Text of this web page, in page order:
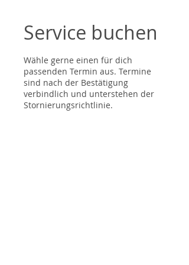
Service buchen
Wähle gerne einen für dich
passenden Termin aus. Termine
sind nach der Bestätigung
verbindlich und unterstehen der
Stornierungsrichtlinie.